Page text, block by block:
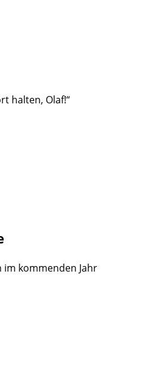
halten, Olaf!“
kommenden Jahr